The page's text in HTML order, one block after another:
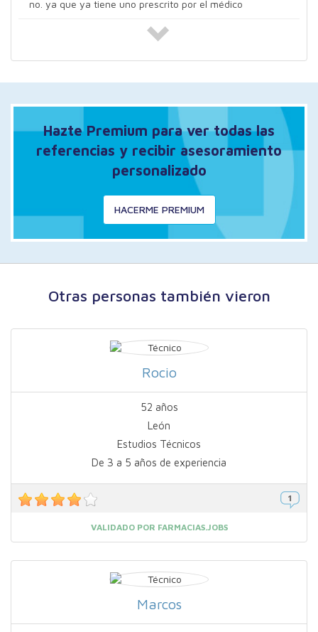
no. ya que ya tiene uno prescrito por el médico
Hazte Premium para ver todas las
referencias y recibir asesoramiento
personalizado
HACERME PREMIUM
Otras personas también vieron
Rocio
52 años
León
Estudios Técnicos
De 3 a 5 años de experiencia
VALIDADO POR FARMACIAS.JOBS
Marcos